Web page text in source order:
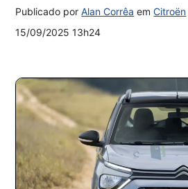
Publicado porAlan Corrêa emCitroën
15/09/2025 13h24